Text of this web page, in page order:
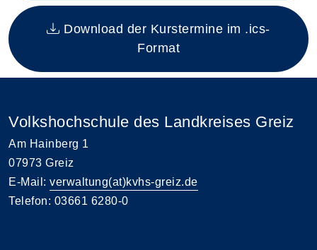
Download der Kurstermine im .ics-
Format
Volkshochschule des Landkreises Greiz
Am Hainberg 1
07973 Greiz
E-Mail: verwaltung(at)kvhs-greiz.de
Telefon: 03661 6280-0